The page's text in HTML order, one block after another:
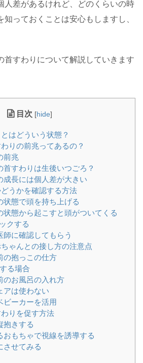
人差があるけれど、どのくらいの時
っておくことは安心もしますし、
首すわりについて解説していきます
目次 [hide]
はどういう状態？
りの前兆ってあるの？
前兆
すわりは生後いつごろ？
長には個人差が大きい
うかを確認する方法
状態で頭を持ち上げる
態から起こすと頭がついてくる
クする
に確認してもらう
ゃんとの接し方の注意点
の抱っこの仕方
る場合
お風呂の入れ方
は使わない
ーカーを活用
りを促す方法
抱きする
もちゃで視線を誘導する
せてみる